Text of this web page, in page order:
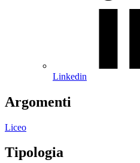
Linkedin
Argomenti
Liceo
Tipologia